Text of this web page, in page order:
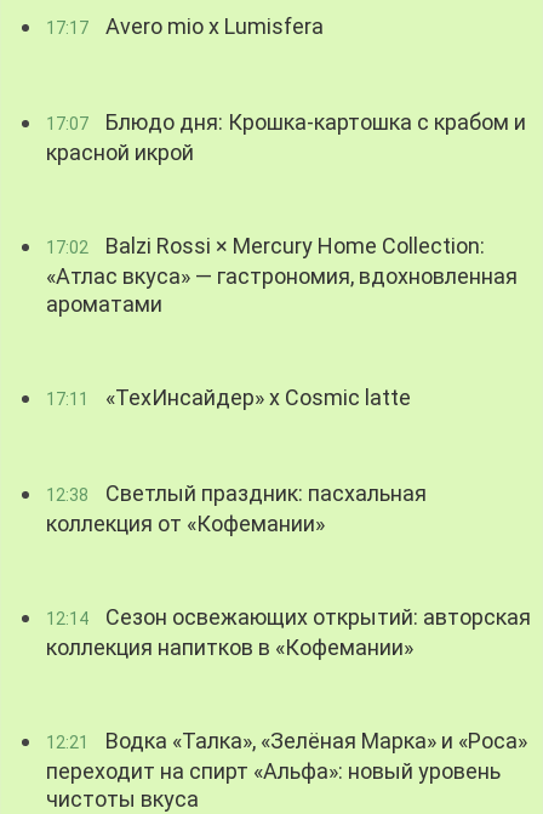
17:17 Avero mio x Lumisfera
17:07
Блюдо дня: Крошка-картошка с крабом и
красной икрой
17:02
Balzi Rossi × Mercury Home Collection:
«Атлас вкуса» — гастрономия, вдохновленная
ароматами
17:11 «ТехИнсайдер» х Cosmic latte
12:38
Светлый праздник: пасхальная
коллекция от «Кофемании»
12:14
Сезон освежающих открытий: авторская
коллекция напитков в «Кофемании»
12:21
Водка «Талка», «Зелёная Марка» и «Роса»
переходит на спирт «Альфа»: новый уровень
чистоты вкуса